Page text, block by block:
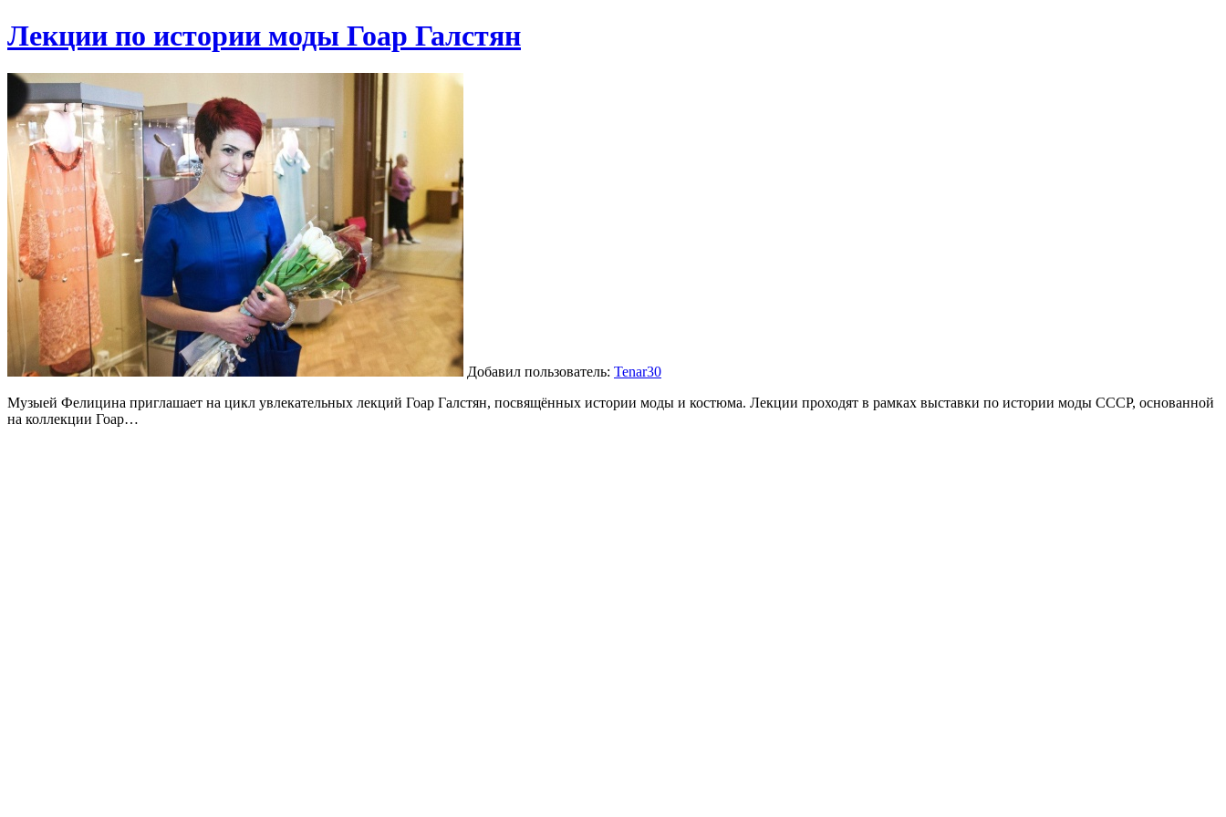
Лекции по истории моды Гоар Галстян
Добавил пользователь: Tenar30
Музыей Фелицина приглашает на цикл увлекательных лекций Гоар Галстян, посвящённых истории моды и костюма. Лекции проходят в рамках выставки по истории моды СССР, основанной
на коллекции Гоар…